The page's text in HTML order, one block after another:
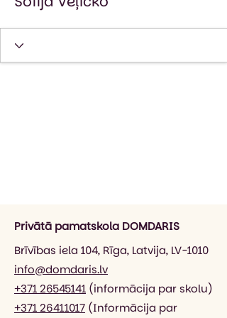
Privātā pamatskola DOMDARIS
Brīvības iela 104, Rīga, Latvija, LV-1010
info@domdaris.lv
+371 26545141 (informācija par skolu)
+371 26411017 (Informācija par